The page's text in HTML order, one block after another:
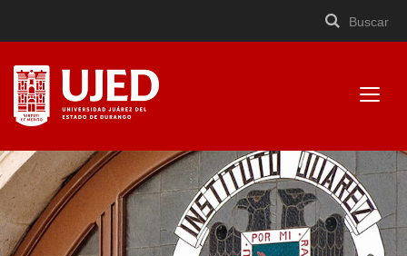
a
contenido
×
Buscar
Universidad Juárez del
Estado de Durango